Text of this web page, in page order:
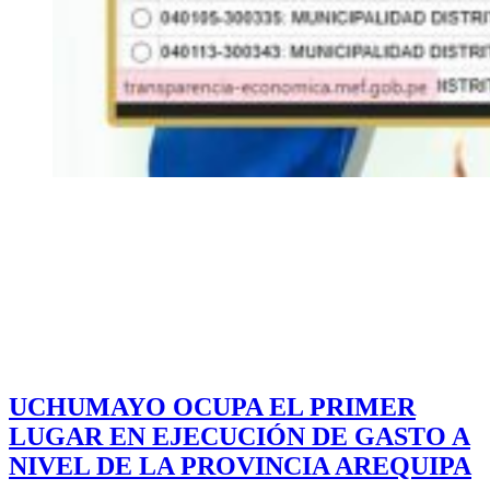
UCHUMAYO OCUPA EL PRIMER
LUGAR EN EJECUCIÓN DE GASTO A
NIVEL DE LA PROVINCIA AREQUIPA